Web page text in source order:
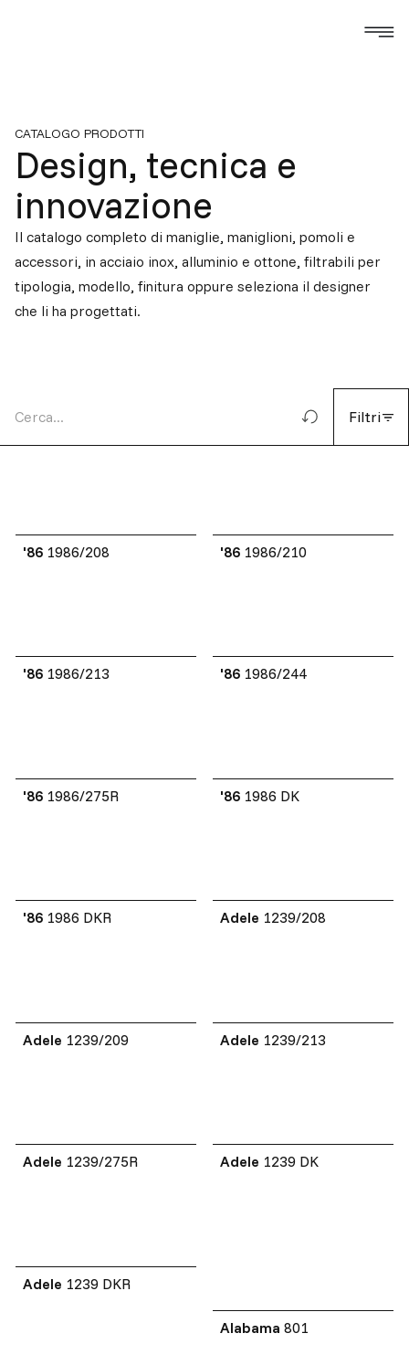
CATALOGO PRODOTTI
Design, tecnica e
innovazione
Il catalogo completo di maniglie, maniglioni, pomoli e
accessori, in acciaio inox, alluminio e ottone, filtrabili per
tipologia, modello, finitura oppure seleziona il designer
che li ha progettati.
Filtri
'86 1986/208 '86 1986/210
'86 1986/213 '86 1986/244
'86 1986/275R '86 1986 DK
'86 1986 DKR Adele 1239/208
Adele 1239/209 Adele 1239/213
Adele 1239/275R Adele 1239 DK
Adele 1239 DKR
Alabama 801